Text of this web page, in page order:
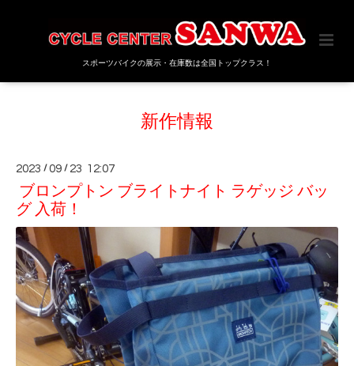
スポーツバイクの展示・在庫数は全国トップクラス！
新作情報
2023 /09 / 23 12:07
ブロンプトン ブライトナイト ラゲッジ バッ
グ 入荷！